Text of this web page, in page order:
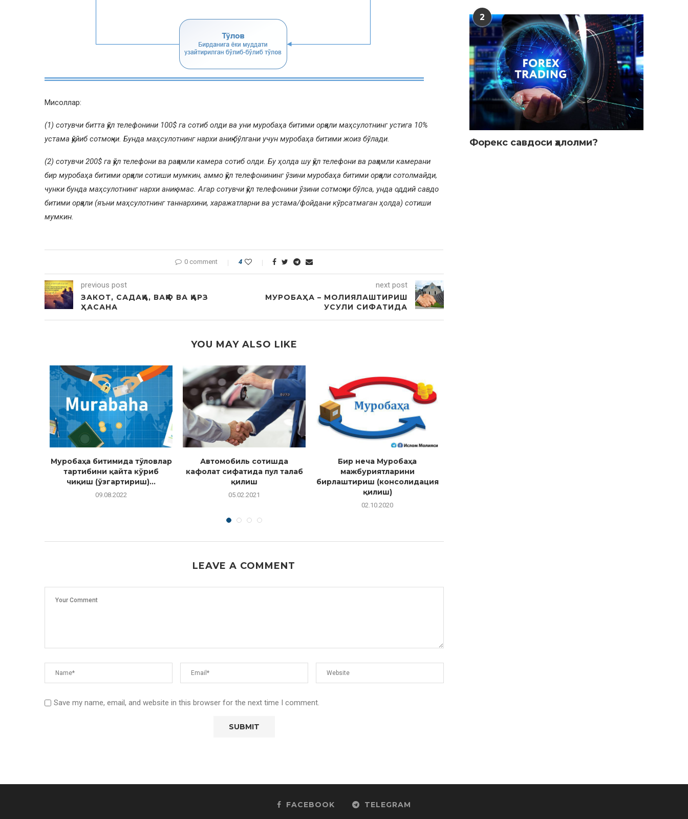
Мисоллар:
(1) сотувчи битта қўл телефонини 100$ га сотиб олди ва уни муробаҳа битими орқали маҳсулотнинг устига 10%
устама қўйиб сотмоқчи. Бунда маҳсулотнинг нархи аниқ бўлгани учун муробаҳа битими жоиз бўлади.
(2) сотувчи 200$ га қўл телефони ва рақамли камера сотиб олди. Бу ҳолда шу қўл телефони ва рақамли камерани
бир муробаҳа битими орқали сотиши мумкин, аммо қўл телефонининг ўзини муробаҳа битими орқали сотолмайди,
чунки бунда маҳсулотнинг нархи аниқ эмас. Агар сотувчи қўл телефонини ўзини сотмоқчи бўлса, унда оддий савдо
битими орқали (яъни маҳсулотнинг таннархини, харажатларни ва устама/фойдани кўрсатмаган ҳолда) сотиши
мумкин.
0 comment 4
previous post
ЗАКОТ, САДАҚА, ВАҚФ ВА ҚАРЗ
ҲАСАНА
next post
МУРОБАҲА – МОЛИЯЛАШТИРИШ
УСУЛИ СИФАТИДА
YOU MAY ALSO LIKE
Муробаҳа битимида тўловлар
тартибини қайта кўриб
чиқиш (ўзгартириш)...
09.08.2022
Автомобиль сотишда
кафолат сифатида пул талаб
қилиш
05.02.2021
Бир неча Муробаҳа
мажбуриятларини
бирлаштириш (консолидация
қилиш)
02.10.2020
LEAVE A COMMENT
Save my name, email, and website in this browser for the next time I comment.
2
Форекс савдоси ҳалолми?
FACEBOOK TELEGRAM